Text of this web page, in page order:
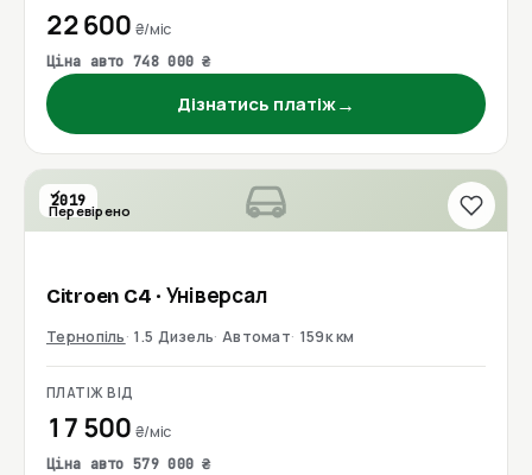
22 600 ₴/міс
Ціна авто 748 000 ₴
Дізнатись платіж→
2019
Перевірено
Citroen C4 · Універсал
Тернопіль 1.5 Дизель Автомат 159к км
ПЛАТІЖ ВІД
17 500 ₴/міс
Ціна авто 579 000 ₴